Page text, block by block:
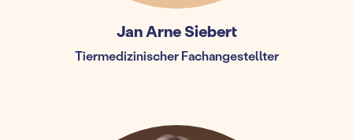
Jan Arne Siebert
Tiermedizinischer Fachangestellter